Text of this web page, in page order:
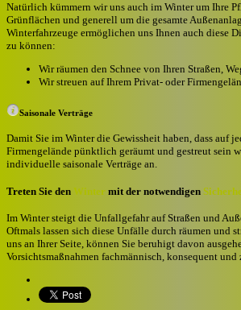
Natürlich kümmern wir uns auch im Winter um Ihre
Grünflächen und generell um die gesamte
Winterfahrzeuge ermöglichen uns Ihnen auch diese
zu können:
Wir räumen den Schnee von Ihren Straßen,
Wir streuen auf Ihrem Privat- oder
Saisonale Verträge
Damit Sie im Winter die Gewissheit haben, dass auf
Firmengelände pünktlich geräumt und gestreut sein
individuelle saisonale Verträge an.
Treten Sie den Winter mit der notwendigen
Im Winter steigt die Unfallgefahr auf Straßen und
Oftmals lassen sich diese Unfälle durch räumen und
uns an Ihrer Seite, können Sie beruhigt davon
Vorsichtsmaßnahmen fachmännisch, konsequent und